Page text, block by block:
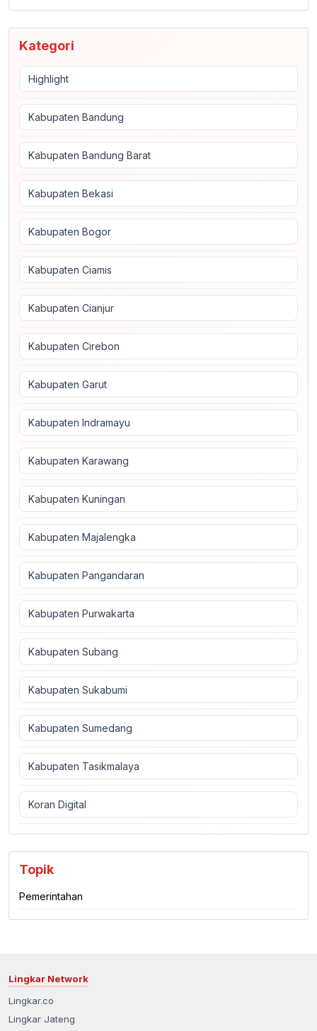
Kategori
Highlight
Kabupaten Bandung
Kabupaten Bandung Barat
Kabupaten Bekasi
Kabupaten Bogor
Kabupaten Ciamis
Kabupaten Cianjur
Kabupaten Cirebon
Kabupaten Garut
Kabupaten Indramayu
Kabupaten Karawang
Kabupaten Kuningan
Kabupaten Majalengka
Kabupaten Pangandaran
Kabupaten Purwakarta
Kabupaten Subang
Kabupaten Sukabumi
Kabupaten Sumedang
Kabupaten Tasikmalaya
Koran Digital
Topik
Pemerintahan
Lingkar Network
Lingkar.co
Lingkar Jateng